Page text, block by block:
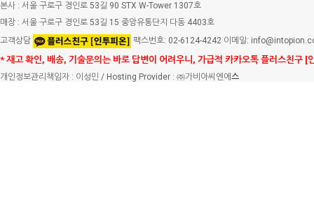
본사 : 서울 구로구 경인로 53길 90 STX W-Tower 1307호
매장 : 서울 구로구 경인로 53길 15 중앙유통단지 다동 4403호
고객상담
팩스번호: 02-6124-4242 이메일:
* 재고 확인, 배송, 기술문의는 바로 답변이 어려우니, 가급적 카카오톡 플러스친구 [
개인정보관리책임자 : 이성민 / Hosting Provider : ㈜가비아씨엔에 스